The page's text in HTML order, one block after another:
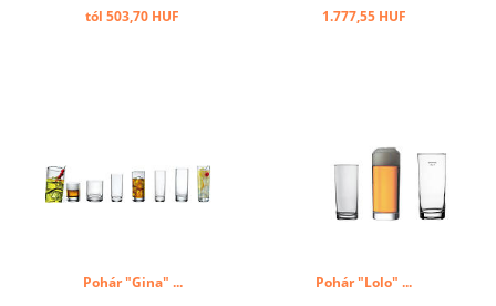
tól 503,70 HUF 1.777,55 HUF
Pohár "Gina" ... Pohár "Lolo" ...